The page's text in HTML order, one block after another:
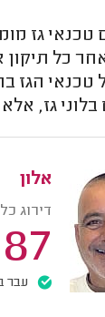
גז
כל
טכנאי הגז
גז,
אלון
דירוג
עבר